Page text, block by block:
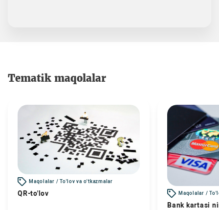
Tematik maqolalar
Maqolalar / To'lov va o'tkazmalar
QR-to'lov Maqolalar /
Bank kartasi